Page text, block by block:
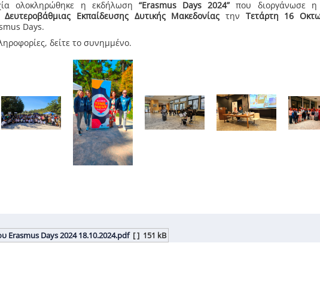
ολοκληρώθηκε η εκδήλωση “Erasmus Days 2024”που διοργάνωσε η
Εκπαίδευσης Δυτικής Μακεδονίας την Τετάρτη 16
Days.
δείτε το συνημμένο.
Erasmus Days 2024 18.10.2024.pdf [ ] 151 kB